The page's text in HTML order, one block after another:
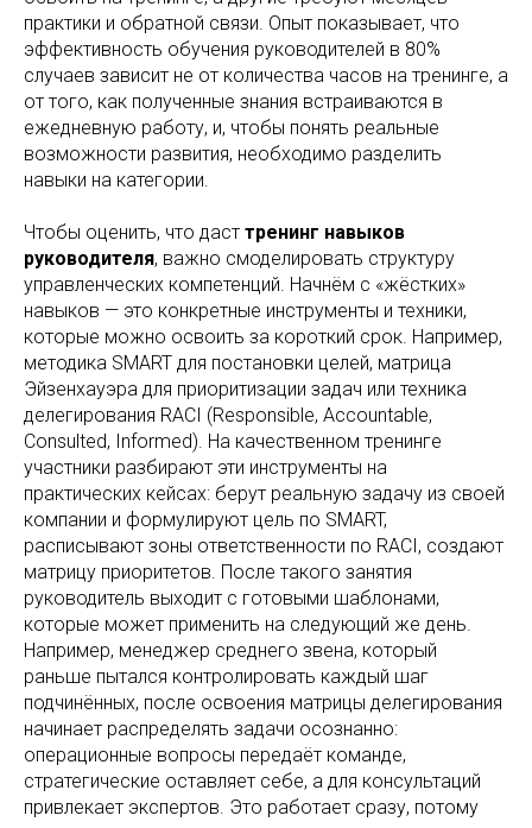
практики и обратной связи. Опыт показывает, что
эффективность обучения руководителей в 80%
случаев зависит не от количества часов на тренинге, а
от того, как полученные знания встраиваются в
ежедневную работу, и, чтобы понять реальные
возможности развития, необходимо разделить
навыки на категории.
Чтобы оценить, что даст тренинг навыков
руководителя, важно смоделировать структуру
управленческих компетенций. Начнём с «жёстких»
навыков — это конкретные инструменты и техники,
которые можно освоить за короткий срок. Например,
методика SMART для постановки целей, матрица
Эйзенхауэра для приоритизации задач или техника
делегирования RACI (Responsible, Accountable,
Consulted, Informed). На качественном тренинге
участники разбирают эти инструменты на
практических кейсах: берут реальную задачу из своей
компании и формулируют цель по SMART,
расписывают зоны ответственности по RACI, создают
матрицу приоритетов. После такого занятия
руководитель выходит с готовыми шаблонами,
которые может применить на следующий же день.
Например, менеджер среднего звена, который
раньше пытался контролировать каждый шаг
подчинённых, после освоения матрицы делегирования
начинает распределять задачи осознанно:
операционные вопросы передаёт команде,
стратегические оставляет себе, а для консультаций
привлекает экспертов. Это работает сразу, потому